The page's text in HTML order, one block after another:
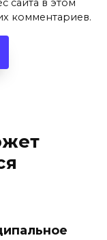
сайта в этом
комментариев.